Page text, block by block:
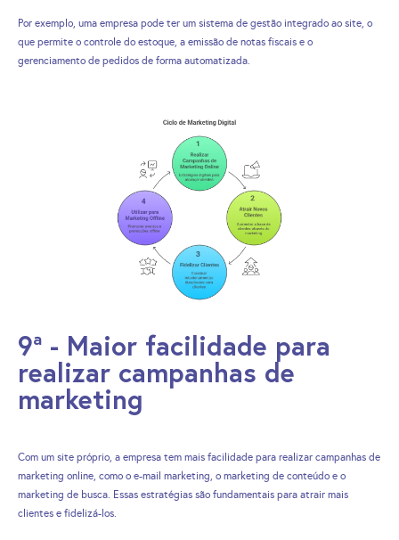
Por exemplo, uma empresa pode ter um sistema de gestão integrado ao site, o
que permite o controle do estoque, a emissão de notas fiscais e o
gerenciamento de pedidos de forma automatizada.
9ª - Maior facilidade para
realizar campanhas de
marketing
Com um site próprio, a empresa tem mais facilidade para realizar campanhas de
marketing online, como o e-mail marketing, o marketing de conteúdo e o
marketing de busca. Essas estratégias são fundamentais para atrair mais
clientes e fidelizá-los.